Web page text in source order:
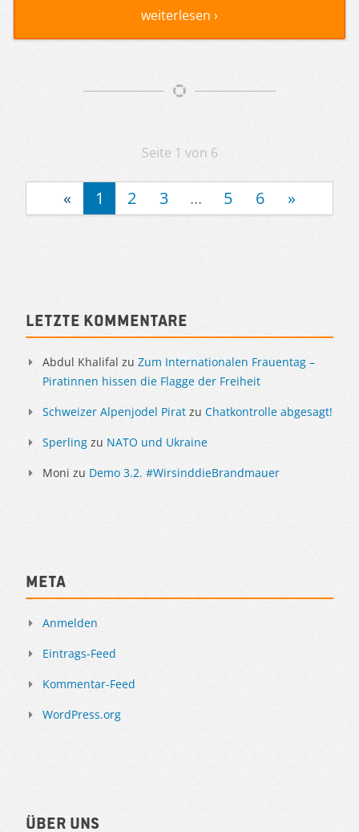
weiterlesen ›
Artikelnavigation
Seite 1 von 6
« 1 2 3 ... 5 6 »
Sidebar
Letzte Kommentare
Abdul Khalifal zu Zum Internationalen Frauentag –
Piratinnen hissen die Flagge der Freiheit
Schweizer Alpenjodel Pirat zu Chatkontrolle abgesagt!
Sperling zu NATO und Ukraine
Moni zu Demo 3.2. #WirsinddieBrandmauer
Meta
Anmelden
Eintrags-Feed
Kommentar-Feed
WordPress.org
Über uns